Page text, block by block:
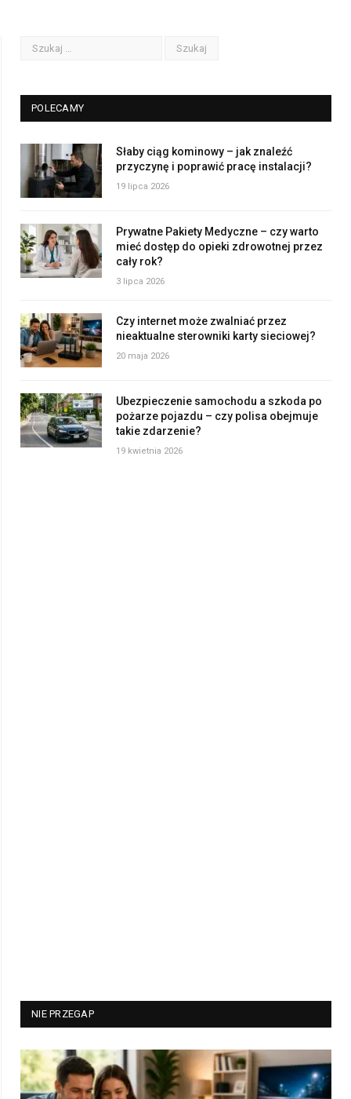
POLECAMY
Słaby ciąg kominowy – jak znaleźć
przyczynę i poprawić pracę instalacji?
19 lipca 2026
Prywatne Pakiety Medyczne – czy warto
mieć dostęp do opieki zdrowotnej przez
cały rok?
3 lipca 2026
Czy internet może zwalniać przez
nieaktualne sterowniki karty sieciowej?
20 maja 2026
Ubezpieczenie samochodu a szkoda po
pożarze pojazdu – czy polisa obejmuje
takie zdarzenie?
19 kwietnia 2026
NIE PRZEGAP